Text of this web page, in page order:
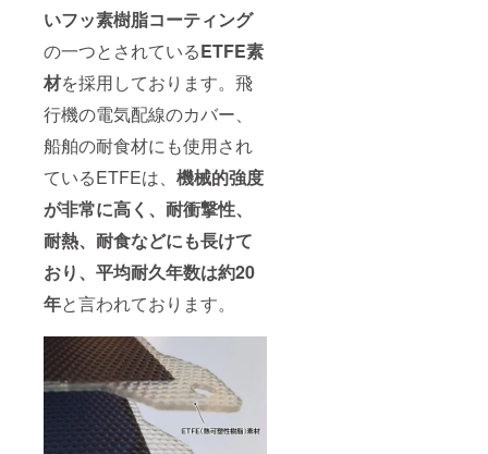
いフッ素樹脂コーティング
の一つとされているETFE素
材を採用しております。飛
行機の電気配線のカバー、
船舶の耐食材にも使用され
ているETFEは、 機械的強度
が非常に高く、耐衝撃性、
耐熱、耐食などにも長けて
おり、平均耐久年数は約20
年と言われております。